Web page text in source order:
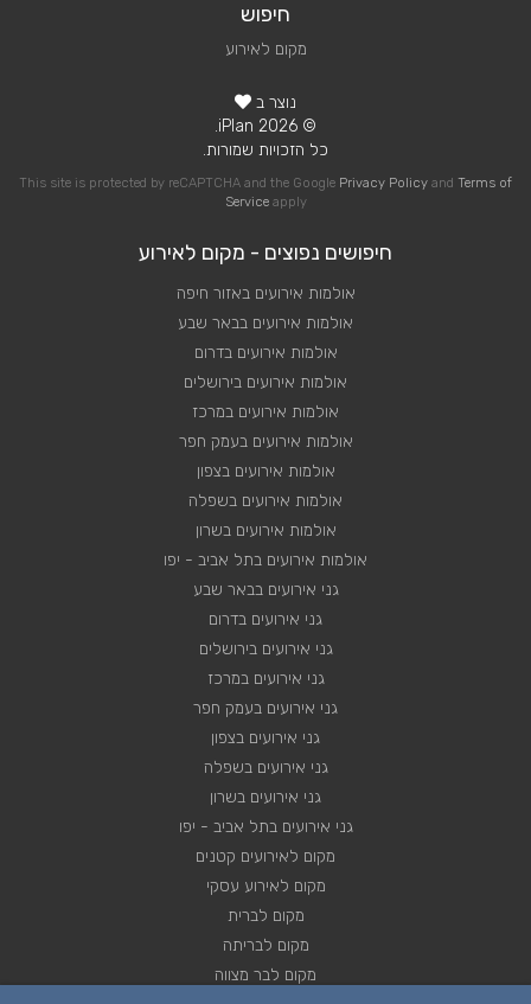
חיפוש
מקום לאירוע
נוצר ב
© 2026 iPlan.
כל הזכויות שמורות.
This site is protected by reCAPTCHA and the Google Privacy Policy and Terms of
Serviceapply
חיפושים נפוצים - מקום לאירוע
אולמות אירועים באזור חיפה
אולמות אירועים בבאר שבע
אולמות אירועים בדרום
אולמות אירועים בירושלים
אולמות אירועים במרכז
אולמות אירועים בעמק חפר
אולמות אירועים בצפון
אולמות אירועים בשפלה
אולמות אירועים בשרון
אולמות אירועים בתל אביב - יפו
גני אירועים בבאר שבע
גני אירועים בדרום
גני אירועים בירושלים
גני אירועים במרכז
גני אירועים בעמק חפר
גני אירועים בצפון
גני אירועים בשפלה
גני אירועים בשרון
גני אירועים בתל אביב - יפו
מקום לאירועים קטנים
מקום לאירוע עסקי
מקום לברית
מקום לבריתה
מקום לבר מצווה